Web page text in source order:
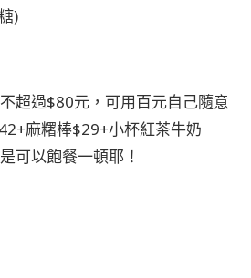
)
超過$80元，可用百元自己隨意
麻糬棒$29+小杯紅茶牛奶
可以飽餐一頓耶！